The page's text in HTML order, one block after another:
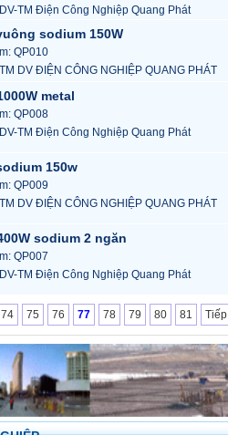
TM Điện Công Nghiệp Quang Phát
sodium 150W
QP010
DV ĐIỆN CÔNG NGHIỆP QUANG PHÁT
metal
QP008
TM Điện Công Nghiệp Quang Phát
150w
QP009
DV ĐIỆN CÔNG NGHIỆP QUANG PHÁT
sodium 2 ngăn
QP007
TM Điện Công Nghiệp Quang Phát
74 75 76 77 78 79 80 81 Tiếp